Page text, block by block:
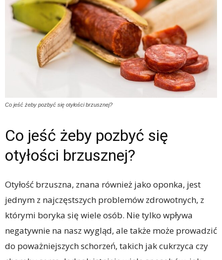
Co jeść żeby pozbyć się otyłości brzusznej?
Co jeść żeby pozbyć się
otyłości brzusznej?
Otyłość brzuszna, znana również jako oponka, jest
jednym z najczęstszych problemów zdrowotnych, z
którymi boryka się wiele osób. Nie tylko wpływa
negatywnie na nasz wygląd, ale także może prowadzić
do poważniejszych schorzeń, takich jak cukrzyca czy